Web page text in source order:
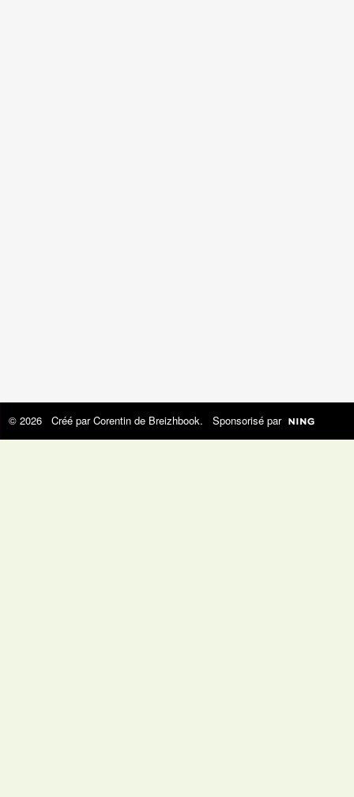
© 2026 Créé parCorentin de Breizhbook. Sponsorisé par